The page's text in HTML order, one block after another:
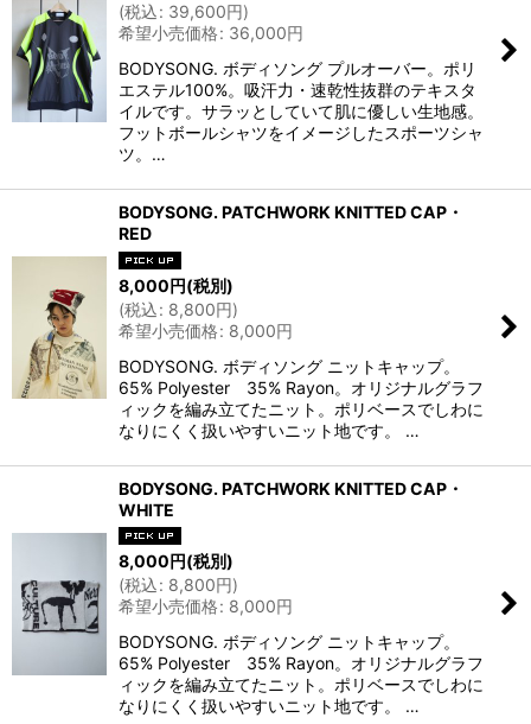
(税込: 39,600円)
希望小売価格: 36,000円
BODYSONG. ボディソング プルオーバー。ポリ
エステル100%。吸汗力・速乾性抜群のテキスタ
イルです。サラッとしていて肌に優しい生地感。
フットボールシャツをイメージしたスポーツシャ
ツ。…
BODYSONG. PATCHWORK KNITTED CAP・
RED
8,000円(税別)
(税込: 8,800円)
希望小売価格: 8,000円
BODYSONG. ボディソング ニットキャップ。
65% Polyester 35% Rayon。オリジナルグラフ
ィックを編み立てたニット。ポリベースでしわに
なりにくく扱いやすいニット地です。 …
BODYSONG. PATCHWORK KNITTED CAP・
WHITE
8,000円(税別)
(税込: 8,800円)
希望小売価格: 8,000円
BODYSONG. ボディソング ニットキャップ。
65% Polyester 35% Rayon。オリジナルグラフ
ィックを編み立てたニット。ポリベースでしわに
なりにくく扱いやすいニット地です。 …